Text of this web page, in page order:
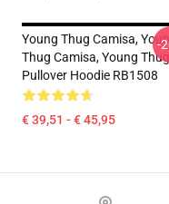
Young Thug Camisa,
Thug Camisa, Young
Pullover Hoodie RB1508
€ 39,51 - € 45,95
-